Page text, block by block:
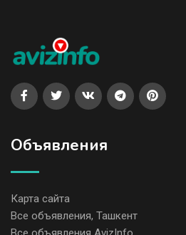
Объявления
Карта сайта
Все объявления, Ташкент